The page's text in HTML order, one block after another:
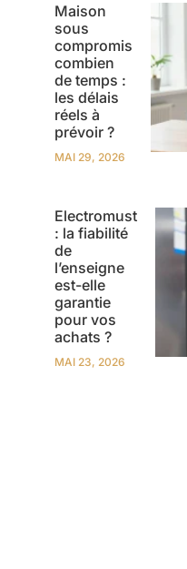
Maison
sous
compromis
combien
de temps :
les délais
réels à
prévoir ?
MAI 29, 2026
Electromust
: la fiabilité
de
l’enseigne
est-elle
garantie
pour vos
achats ?
MAI 23, 2026